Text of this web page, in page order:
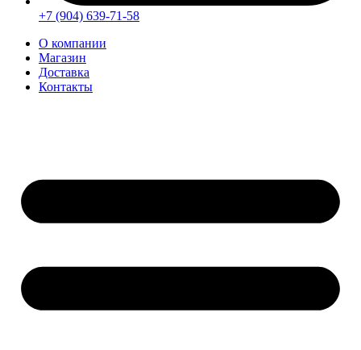
+7 (904) 639-71-58
О компании
Магазин
Доставка
Контакты